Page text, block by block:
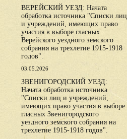
ВЕРЕЙСКИЙ УЕЗД: Начата
обработка источника "Списки лиц
и учреждений, имеющих право
участия в выборе гласных
Верейского уездного земского
собрания на трехлетие 1915-1918
годов".
03.05.2026
ЗВЕНИГОРОДСКИЙ УЕЗД:
Начата обработка источника
"Списки лиц и учреждений,
имеющих право участия в выборе
гласных Звенигородского
уездного земского собрания на
трехлетие 1915-1918 годов".